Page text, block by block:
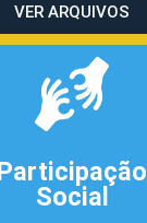
VER ARQUIVOS
Social